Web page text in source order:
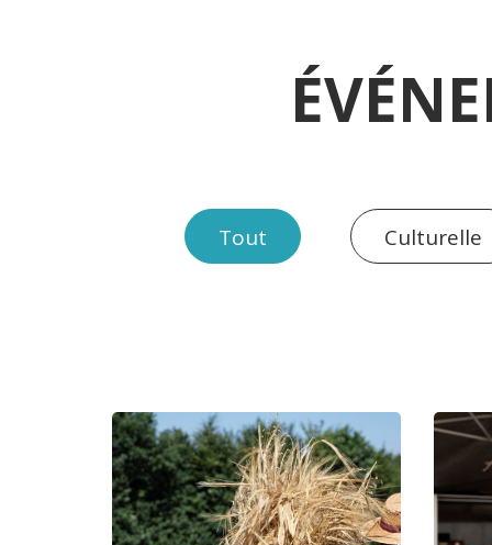
Tout Culturelle